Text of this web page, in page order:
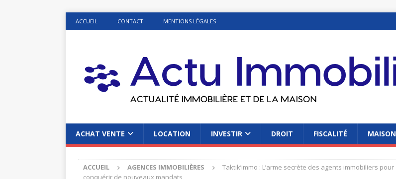
ACCUEIL CONTACT MENTIONS LÉGALES
ACHAT VENTE LOCATION INVESTIR DROIT FISCALITÉ MAISON
ACCUEIL AGENCES IMMOBILIÈRES
Taktik’immo : L’arme secrète des agents immobiliers pour
conquérir de nouveaux mandats